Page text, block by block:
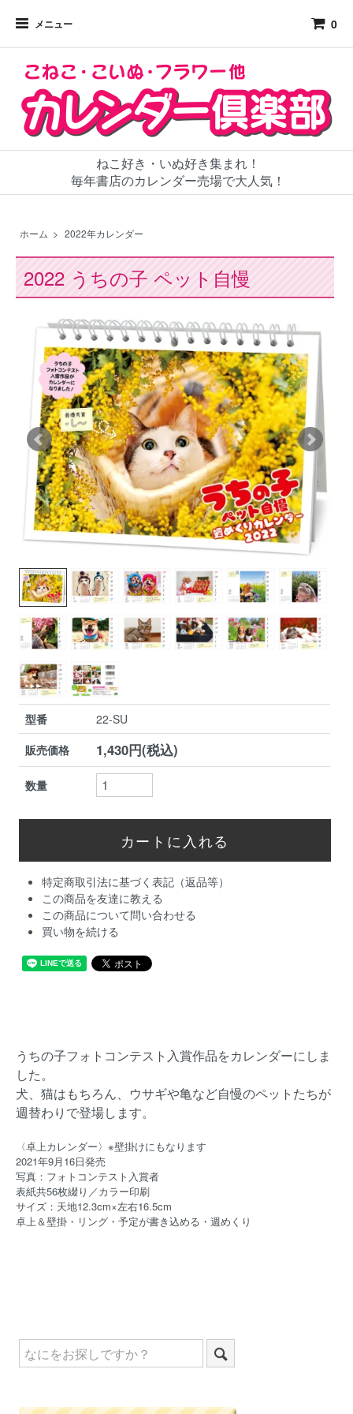
メニュー 0
ねこ好き・いぬ好き集まれ！
毎年書店のカレンダー売場で大人気！
ホーム > 2022年カレンダー
2022 うちの子 ペット自慢
型番
22-SU
販売価格
1,430円(税込)
数量
特定商取引法に基づく表記（返品等）
この商品を友達に教える
この商品について問い合わせる
買い物を続ける
うちの子フォトコンテスト入賞作品をカレンダーにしま
した。
犬、猫はもちろん、ウサギや亀など自慢のペットたちが
週替わりで登場します。
〈卓上カレンダー〉※壁掛けにもなります
2021年9月16日発売
写真：フォトコンテスト入賞者
表紙共56枚綴り／カラー印刷
サイズ：天地12.3cm×左右16.5cm
卓上＆壁掛・リング・予定が書き込める・週めくり